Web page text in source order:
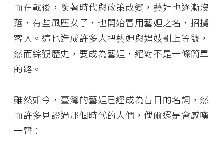
而在戰後，隨著時代與政策改變，藝妲也逐漸沒
落，有些風塵女子，也開始冒用藝妲之名，招攬
客人。這也造成許多人把藝妲與娼妓劃上等號，
然而綜觀歷史，要成為藝妲，絕對不是一條簡單
的路。
雖然如今，臺灣的藝妲已經成為昔日的名詞，然
而許多見證過那個時代的人們，偶爾還是會感嘆
一聲：